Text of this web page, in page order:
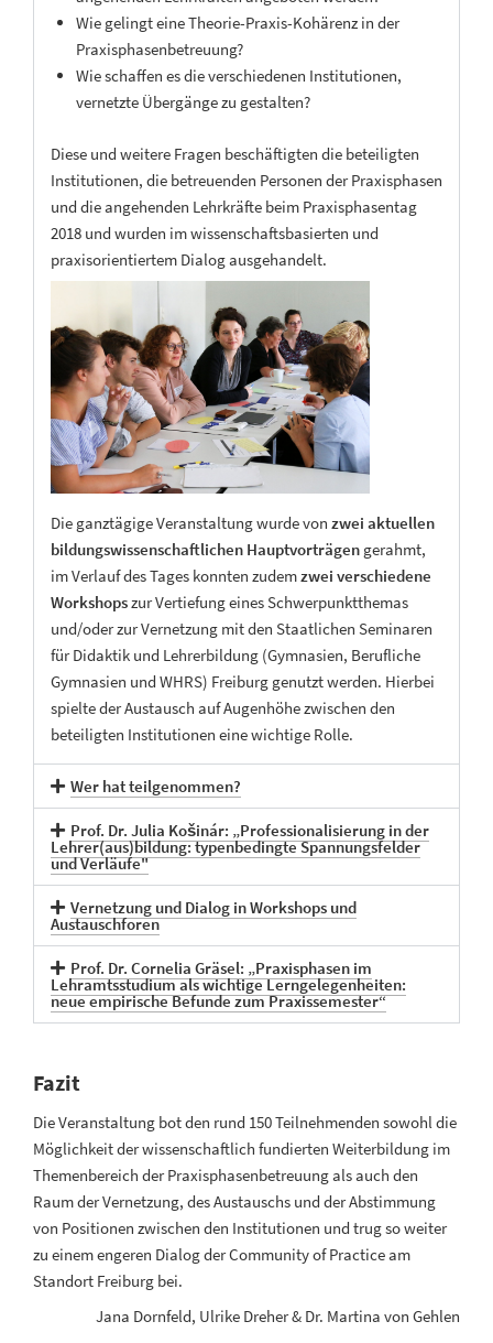
Wie gelingt eine Theorie-Praxis-Kohärenz in der
Praxisphasenbetreuung?
Wie schaffen es die verschiedenen Institutionen,
vernetzte Übergänge zu gestalten?
Diese und weitere Fragen beschäftigten die beteiligten
Institutionen, die betreuenden Personen der Praxisphasen
und die angehenden Lehrkräfte beim Praxisphasentag
2018 und wurden im wissenschaftsbasierten und
praxisorientiertem Dialog ausgehandelt.
Die ganztägige Veranstaltung wurde von zwei aktuellen
bildungswissenschaftlichen Hauptvorträgen gerahmt,
im Verlauf des Tages konnten zudemzwei verschiedene
Workshopszur Vertiefung eines Schwerpunktthemas
und/oder zur Vernetzung mit den Staatlichen Seminaren
für Didaktik und Lehrerbildung (Gymnasien, Berufliche
Gymnasien und WHRS) Freiburg genutzt werden. Hierbei
spielte der Austausch auf Augenhöhe zwischen den
beteiligten Institutionen eine wichtige Rolle.
Wer hat teilgenommen?
Prof. Dr. Julia Košinár: „Professionalisierung in der
Lehrer(aus)bildung: typenbedingte Spannungsfelder
und Verläufe"
Vernetzung und Dialog in Workshops und
Austauschforen
Prof. Dr. Cornelia Gräsel: „Praxisphasen im
Lehramtsstudium als wichtige Lerngelegenheiten:
neue empirische Befunde zum Praxissemester“
Fazit
Die Veranstaltung bot den rund 150 Teilnehmenden sowohl die
Möglichkeit der wissenschaftlich fundierten Weiterbildung im
Themenbereich der Praxisphasenbetreuung als auch den
Raum der Vernetzung, des Austauschs und der Abstimmung
von Positionen zwischen den Institutionen und trug so weiter
zu einem engeren Dialog der Community of Practice am
Standort Freiburg bei.
Jana Dornfeld, Ulrike Dreher & Dr. Martina von Gehlen